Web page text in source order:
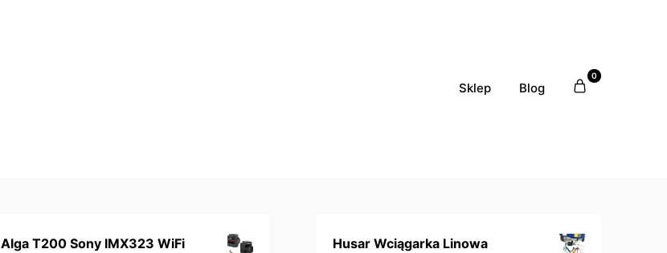
Sklep Blog
0
Alga T200 Sony IMX323 WiFi
Husar Wciągarka Linowa